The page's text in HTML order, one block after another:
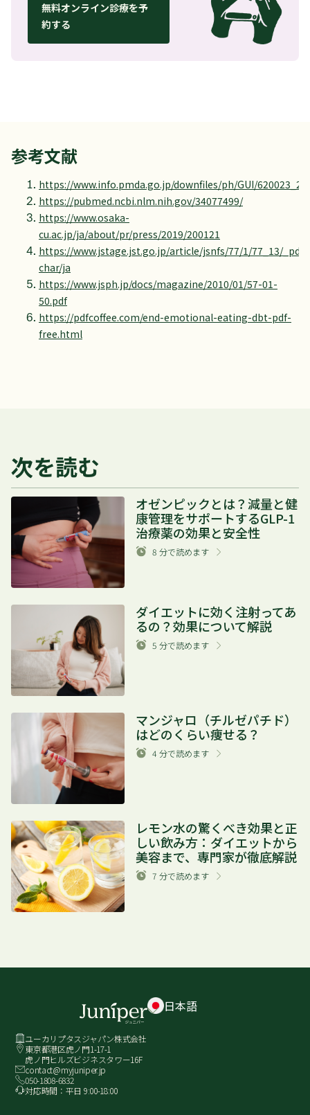
無料オンライン診療を予
約する
参考文献
https://www.info.pmda.go.jp/downfiles/ph/GUI/
https://pubmed.ncbi.nlm.nih.gov/34077499/
https://www.osaka-
cu.ac.jp/ja/about/pr/press/2019/200121
https://www.jstage.jst.go.jp/article/jsnfs/77/1/77_13/
char/ja
https://www.jsph.jp/docs/magazine/2010/01/57-01-
50.pdf
https://pdfcoffee.com/end-emotional-eating-dbt-pdf-
free.html
次を読む
オゼンピックとは？減量と健
康管理をサポートするGLP-1
治療薬の効果と安全性
8 分で読めます
ダイエットに効く注射ってあ
るの？効果について解説
5 分で読めます
マンジャロ（チルゼパチド）
はどのくらい痩せる？
4 分で読めます
レモン水の驚くべき効果と正
しい飲み方：ダイエットから
美容まで、専門家が徹底解説
7 分で読めます
日本語
ユーカリプタスジャパン株式会社
東京都港区虎ノ門1-17-1
虎ノ門ヒルズビジネスタワー16F
contact@myjuniper.jp
050-1808-6832
対応時間：平日 9:00-18:00